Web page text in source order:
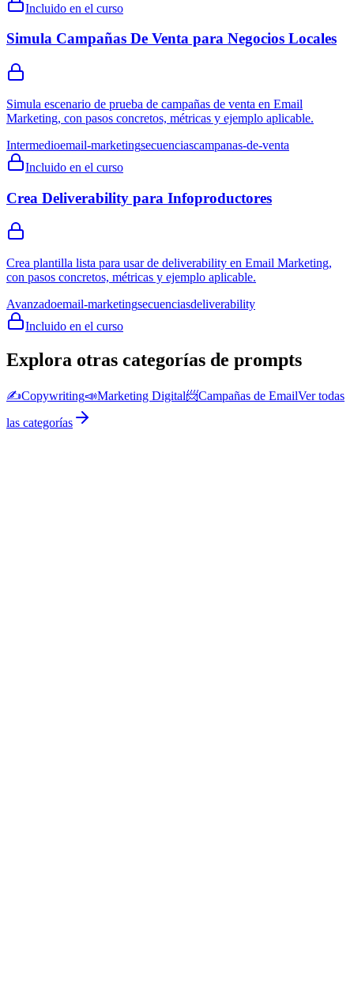
Incluido en el curso
Simula Campañas De Venta para Negocios Locales
Simula escenario de prueba de campañas de venta en Email
Marketing, con pasos concretos, métricas y ejemplo aplicable.
Intermedioemail-marketingsecuenciascampanas-de-venta
Incluido en el curso
Crea Deliverability para Infoproductores
Crea plantilla lista para usar de deliverability en Email Marketing,
con pasos concretos, métricas y ejemplo aplicable.
Avanzadoemail-marketingsecuenciasdeliverability
Incluido en el curso
Explora otras categorías de prompts
✍️Copywriting📣Marketing Digital📨Campañas de EmailVer todas
las categorías